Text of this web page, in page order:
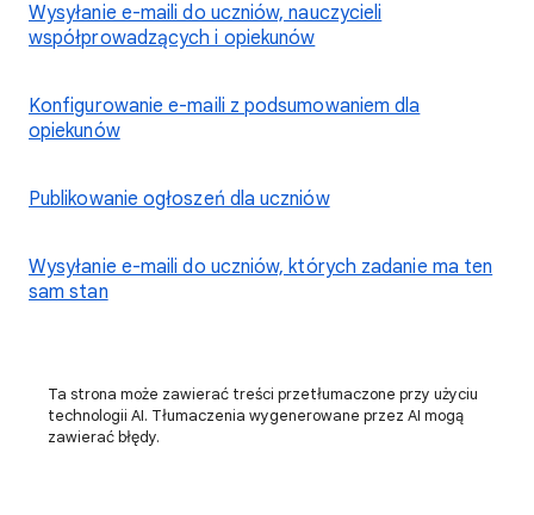
Wysyłanie e-maili do uczniów, nauczycieli
współprowadzących i opiekunów
Konfigurowanie e-maili z podsumowaniem dla
opiekunów
Publikowanie ogłoszeń dla uczniów
Wysyłanie e-maili do uczniów, których zadanie ma ten
sam stan
Ta strona może zawierać treści przetłumaczone przy użyciu
technologii AI. Tłumaczenia wygenerowane przez AI mogą
zawierać błędy.